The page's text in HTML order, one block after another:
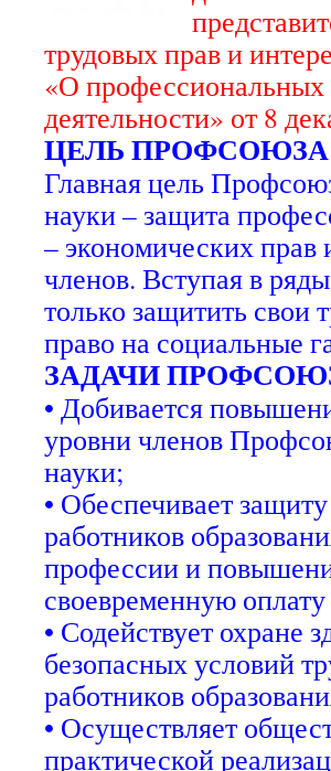
трудовых прав и
«О профессиональных
деятельности» от 8
ЦЕЛЬ ПРОФСОЮЗА
Главная цель
науки – защита
– экономических прав
членов. Вступая в
только защитить свои
право на социальные
ЗАДАЧИ
• Добивается
уровни членов
науки;
• Обеспечивает
работников
профессии и
своевременную оплату
• Содействует охране
безопасных условий
работников
• Осуществляет
практической